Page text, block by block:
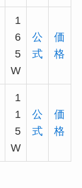
1
6
5
W
公
式
価
格
1
1
5
W
公
式
価
格